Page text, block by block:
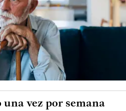
vez por semana